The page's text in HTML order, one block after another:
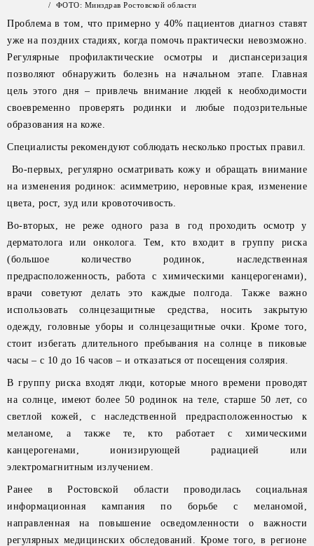
/ ФОТО: Минздрав Ростовской области
Проблема в том, что примерно у 40% пациентов диагноз ставят
уже на поздних стадиях, когда помочь практически невозможно.
Регулярные профилактические осмотры и диспансеризация
позволяют обнаружить болезнь на начальном этапе. Главная
цель этого дня – привлечь внимание людей к необходимости
своевременно проверять родинки и любые подозрительные
образования на коже.
Специалисты рекомендуют соблюдать несколько простых правил.
Во-первых, регулярно осматривать кожу и обращать внимание
на изменения родинок: асимметрию, неровные края, изменение
цвета, рост, зуд или кровоточивость.
Во-вторых, не реже одного раза в год проходить осмотр у
дерматолога или онколога. Тем, кто входит в группу риска
(большое количество родинок, наследственная
предрасположенность, работа с химическими канцерогенами),
врачи советуют делать это каждые полгода. Также важно
использовать солнцезащитные средства, носить закрытую
одежду, головные уборы и солнцезащитные очки. Кроме того,
стоит избегать длительного пребывания на солнце в пиковые
часы – с 10 до 16 часов – и отказаться от посещения солярия.
В группу риска входят люди, которые много времени проводят
на солнце, имеют более 50 родинок на теле, старше 50 лет, со
светлой кожей, с наследственной предрасположенностью к
меланоме, а также те, кто работает с химическими
канцерогенами, ионизирующей радиацией или
электромагнитным излучением.
Ранее в Ростовской области проводилась социальная
информационная кампания по борьбе с меланомой,
направленная на повышение осведомленности о важности
регулярных медицинских обследований. Кроме того, в регионе